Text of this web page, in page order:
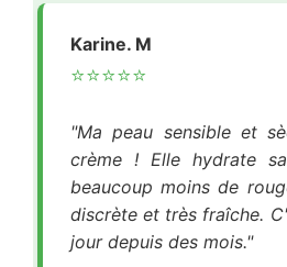
Karine. M
⭐⭐⭐⭐⭐
"Ma peau sensible et
crème ! Elle hydrate
beaucoup moins de
discrète et très fraîche.
jour depuis des mois."